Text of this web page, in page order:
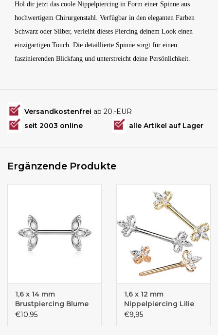
Hol dir jetzt das coole Nippelpiercing in Form einer Spinne aus
hochwertigem Chirurgenstahl. Verfügbar in den eleganten Farben
Schwarz oder Silber, verleiht dieses Piercing deinem Look einen
einzigartigen Touch. Die detaillierte Spinne sorgt für einen
faszinierenden Blickfang und unterstreicht deine Persönlichkeit.
Versandkostenfrei ab 20.-EUR
seit 2003 online
alle Artikel auf Lager
Ergänzende Produkte
1,6 x 14 mm
Brustpiercing Blume
€10,95
1,6 x 12 mm
Nippelpiercing Lilie
€9,95